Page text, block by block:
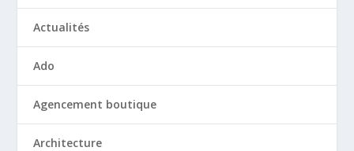
Actualités
Ado
Agencement boutique
Architecture